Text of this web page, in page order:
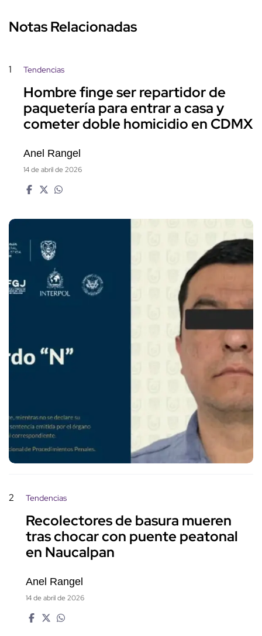
Notas Relacionadas
1 Tendencias
Hombre finge ser repartidor de
paquetería para entrar a casa y
cometer doble homicidio en CDMX
Anel Rangel
14 de abril de 2026
2 Tendencias
Recolectores de basura mueren
tras chocar con puente peatonal
en Naucalpan
Anel Rangel
14 de abril de 2026